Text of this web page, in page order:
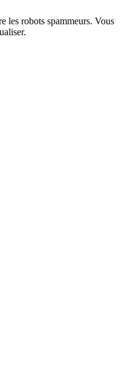
les robots spammeurs. Vous